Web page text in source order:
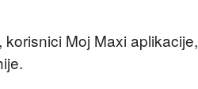
Moj Maxi